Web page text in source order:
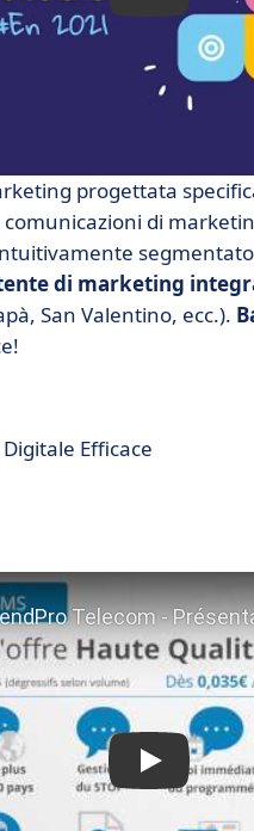
progettata
di
segmentato
di marketing
San Valentino, ecc.).
Efficace